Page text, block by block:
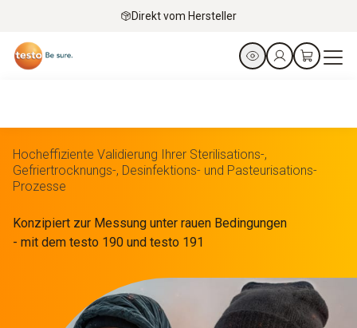
Direkt vom Hersteller
Hocheffiziente Validierung Ihrer Sterilisations-,
Gefriertrocknungs-, Desinfektions- und Pasteurisations-
Prozesse
Konzipiert zur Messung unter rauen Bedingungen
- mit dem testo 190 und testo 191